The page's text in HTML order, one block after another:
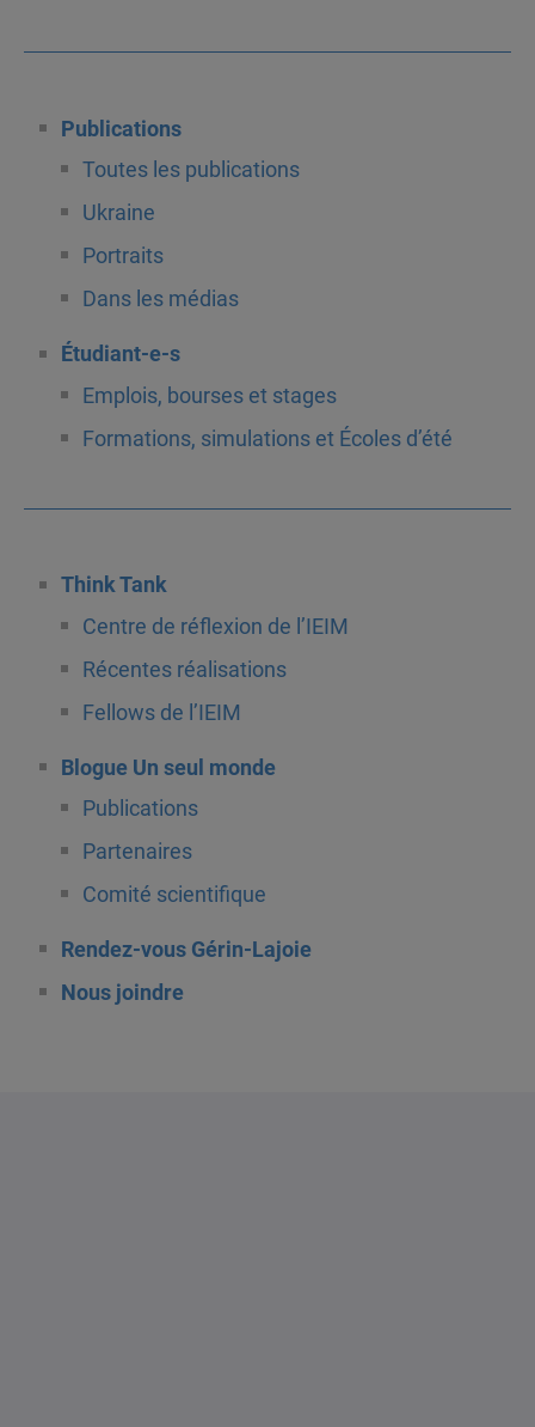
Publications
Toutes les publications
Ukraine
Portraits
Dans les médias
Étudiant-e-s
Emplois, bourses et stages
Formations, simulations et Écoles d’été
Think Tank
Centre de réflexion de l’IEIM
Récentes réalisations
Fellows de l’IEIM
Blogue Un seul monde
Publications
Partenaires
Comité scientifique
Rendez-vous Gérin-Lajoie
Nous joindre